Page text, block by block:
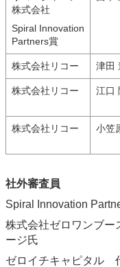
株式会社
Spiral Innovation
Partners賞
株式会社リコー 津田
株式会社リコー 江口
株式会社リコー 小笠
社外審査員
Spiral Innovation
株式会社ゼロワンブ
ージ氏
ゼロイチキャピタル